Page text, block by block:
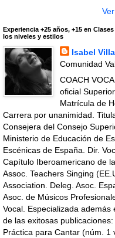
Experiencia +25 años, +15 en
los niveles y estilos
Isabel
Comunidad
COACH
oficial
Matrícula de
Carrera por unanimidad.
Consejera del Consejo
Ministerio de Educación de
Escénicas de España. Dir.
Capítulo Iberoamericano de
Assoc. Teachers Singing
Association. Deleg. Asoc.
Asoc. de Músicos
Vocal. Especializada
de las exitosas
Práctica para Cantar (núm. 1